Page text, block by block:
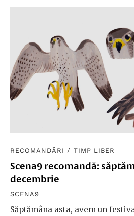
RECOMANDĂRI / TIMP LIBER
Scena9 recomandă:
decembrie
SCENA9
Săptămâna asta, avem un